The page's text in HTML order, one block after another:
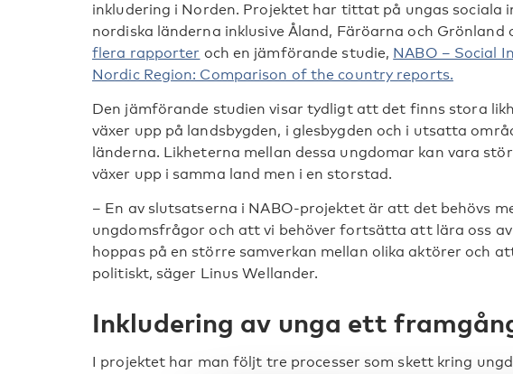
inkludering i Norden. Projektet har tittat på ungas sociala
nordiska länderna inklusive Åland, Färöarna och Grönland
flera rapporter och en jämförande studie, NABO – Social
Nordic Region: Comparison of the country reports.
Den jämförande studien visar tydligt att det finns stora
växer upp på landsbygden, i glesbygden och i utsatta
länderna. Likheterna mellan dessa ungdomar kan vara
växer upp i samma land men i en storstad.
– En av slutsatserna i NABO-projektet är att det behövs
ungdomsfrågor och att vi behöver fortsätta att lära oss
hoppas på en större samverkan mellan olika aktörer och
politiskt, säger Linus Wellander.
Inkludering av unga ett
I projektet har man följt tre processer som skett kring